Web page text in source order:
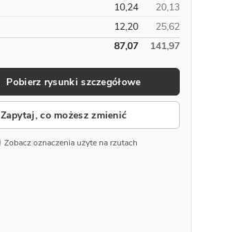
10,24
20,13
12,20
25,62
87,07 141,97
Pobierz rysunki szczegółowe
Zapytaj, co możesz zmienić
Zobacz oznaczenia użyte na rzutach